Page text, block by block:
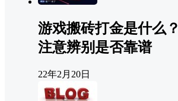
游戏搬砖打金是什么？
注意辨别是否靠谱
22年2月20日